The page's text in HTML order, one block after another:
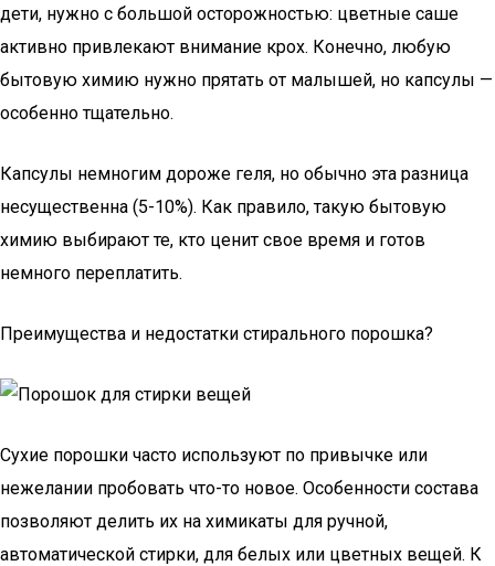
дети, нужно с большой осторожностью: цветные саше
активно привлекают внимание крох. Конечно, любую
бытовую химию нужно прятать от малышей, но капсулы —
особенно тщательно.
Капсулы немногим дороже геля, но обычно эта разница
несущественна (5-10%). Как правило, такую бытовую
химию выбирают те, кто ценит свое время и готов
немного переплатить.
Преимущества и недостатки стирального порошка?
Сухие порошки часто используют по привычке или
нежелании пробовать что-то новое. Особенности состава
позволяют делить их на химикаты для ручной,
автоматической стирки, для белых или цветных вещей. К